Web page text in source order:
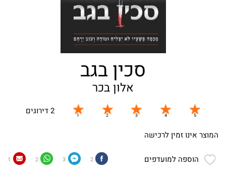
סכין בגב
אלון בכר
2 דירוגים
המוצר אינו זמין לרכישה
הוספה למועדפים 2
3
2
1